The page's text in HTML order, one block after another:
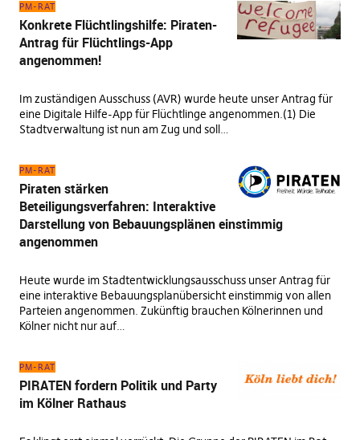
PM-RAT
Konkrete Flüchtlingshilfe: Piraten-
Antrag für Flüchtlings-App
angenommen!
Im zuständigen Ausschuss (AVR) wurde heute unser Antrag für
eine Digitale Hilfe-App für Flüchtlinge angenommen.(1) Die
Stadtverwaltung ist nun am Zug und soll…
PM-RAT
Piraten stärken
Beteiligungsverfahren: Interaktive
Darstellung von Bebauungsplänen einstimmig
angenommen
Heute wurde im Stadtentwicklungsausschuss unser Antrag für
eine interaktive Bebauungsplanübersicht einstimmig von allen
Parteien angenommen. Zukünftig brauchen Kölnerinnen und
Kölner nicht nur auf…
PM-RAT
PIRATEN fordern Politik und Party
im Kölner Rathaus